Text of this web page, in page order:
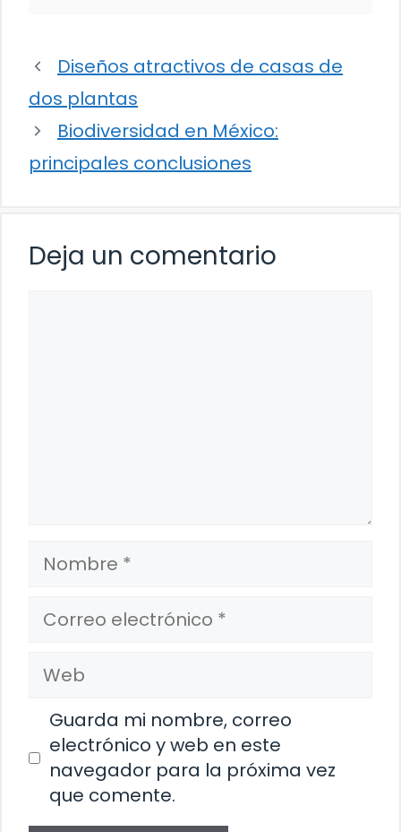
Diseños atractivos de casas de
dos plantas
Biodiversidad en México:
principales conclusiones
Deja un comentario
Nombre
Correo
electrónico
Web
Guarda mi nombre, correo
electrónico y web en este
navegador para la próxima vez
que comente.